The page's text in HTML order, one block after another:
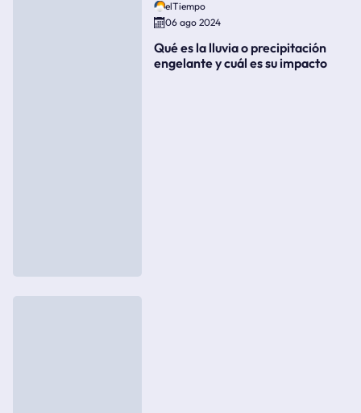
elTiempo
06 ago 2024
Qué es la lluvia o precipitación
engelante y cuál es su impacto